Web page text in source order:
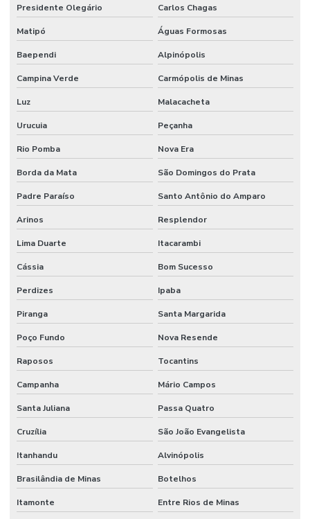
Presidente Olegário Carlos Chagas
Matipó Águas Formosas
Baependi Alpinópolis
Campina Verde Carmópolis de Minas
Luz Malacacheta
Urucuia Peçanha
Rio Pomba Nova Era
Borda da Mata São Domingos do Prata
Padre Paraíso Santo Antônio do Amparo
Arinos Resplendor
Lima Duarte Itacarambi
Cássia Bom Sucesso
Perdizes Ipaba
Piranga Santa Margarida
Poço Fundo Nova Resende
Raposos Tocantins
Campanha Mário Campos
Santa Juliana Passa Quatro
Cruzília São João Evangelista
Itanhandu Alvinópolis
Brasilândia de Minas Botelhos
Itamonte Entre Rios de Minas